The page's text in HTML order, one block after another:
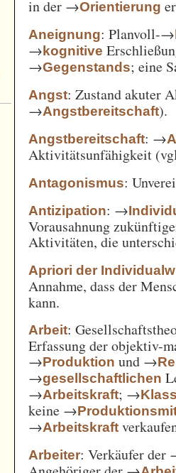
in der →Orientierung
Aneignung: Planvoll-→
→kognitive
→Gegenstands; eine
Angst: Zustand akuter
→Angstbereitschaft).
Angstbereitschaft: →
Aktivitätsunfähigkeit
Antagonismus:
Antizipation: →
Vorausahnung
Aktivitäten, die
Apriori der
Annahme, dass der
kann.
Arbeit:
Erfassung der objektiv-
→Produktion und →
→gesellschaftlichen
→Arbeitskraft; →
keine →
→Arbeitskraft
Arbeiter: Verkäufer der